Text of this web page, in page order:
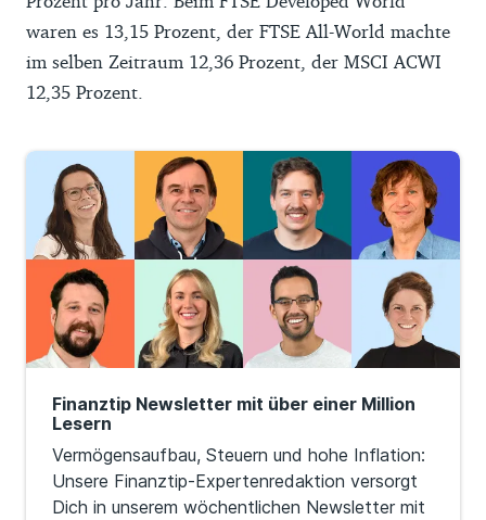
waren es 13,15 Prozent, der FTSE All-World machte
im selben Zeitraum 12,36 Prozent, der MSCI ACWI
12,35 Prozent.
Finanztip Newsletter mit über einer Million
Lesern
Vermögensaufbau, Steuern und hohe Inflation:
Unsere Finanztip-Expertenredaktion versorgt
Dich in unserem wöchentlichen Newsletter mit